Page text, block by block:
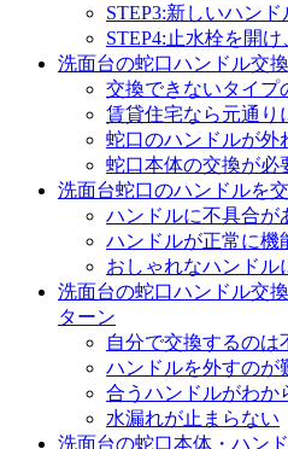
STEP3:新しいハン
STEP4:止水栓を開
洗面台の蛇口ハンドル交
交換できないタイプ
賃貸住宅なら元通り
蛇口のハンドルが外
蛇口本体の交換が必
洗面台蛇口のハンドルを
ハンドルに不具合が
ハンドルが正常に機
おしゃれなハンドル
洗面台の蛇口ハンドル交
ターン
自分で交換するのは
ハンドルを外すのが
合うハンドルがわか
水漏れが止まらない
洗面台の蛇口本体・ハン